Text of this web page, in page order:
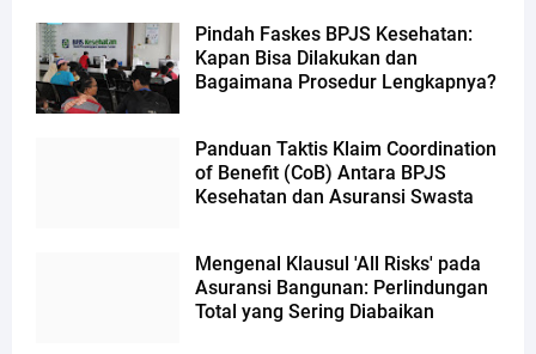
Pindah Faskes BPJS Kesehatan:
Kapan Bisa Dilakukan dan
Bagaimana Prosedur Lengkapnya?
Panduan Taktis Klaim Coordination
of Benefit (CoB) Antara BPJS
Kesehatan dan Asuransi Swasta
Mengenal Klausul 'All Risks' pada
Asuransi Bangunan: Perlindungan
Total yang Sering Diabaikan